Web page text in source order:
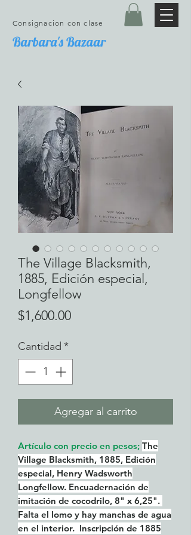
Barbara's Bazaar
Consignacion con clase
The Village Blacksmith,
1885, Edición especial,
Longfellow
$1,600.00Precio
Cantidad *
Agregar al carrito
Artículo con precio en pesos; The
Village Blacksmith, 1885, Edición
especial, Henry Wadsworth
Longfellow. Encuadernación de
imitación de cocodrilo, 8" x 6,25".
Falta el lomo y hay manchas de agua
en el interior. Inscripción de 1885